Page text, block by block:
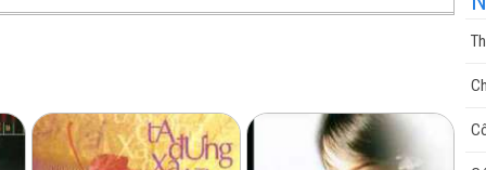
đồng tìm duyên
tiếc nhiều
đã sang bờ